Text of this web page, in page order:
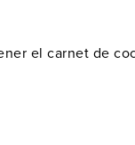
el carnet de